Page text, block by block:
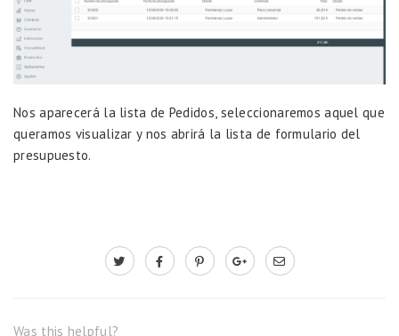
Nos aparecerá la lista de Pedidos, seleccionaremos aquel que
queramos visualizar y nos abrirá la lista de formulario del
presupuesto.
Was this helpful?